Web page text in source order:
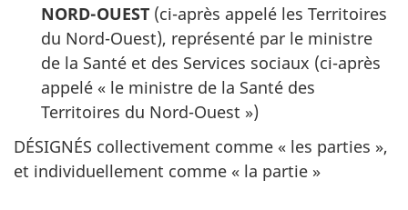
NORD-OUEST (ci-après appelé les Territoires
du Nord-Ouest), représenté par le ministre
de la Santé et des Services sociaux (ci-après
appelé « le ministre de la Santé des
Territoires du Nord-Ouest »)
DÉSIGNÉS collectivement comme « les parties »,
et individuellement comme « la partie »